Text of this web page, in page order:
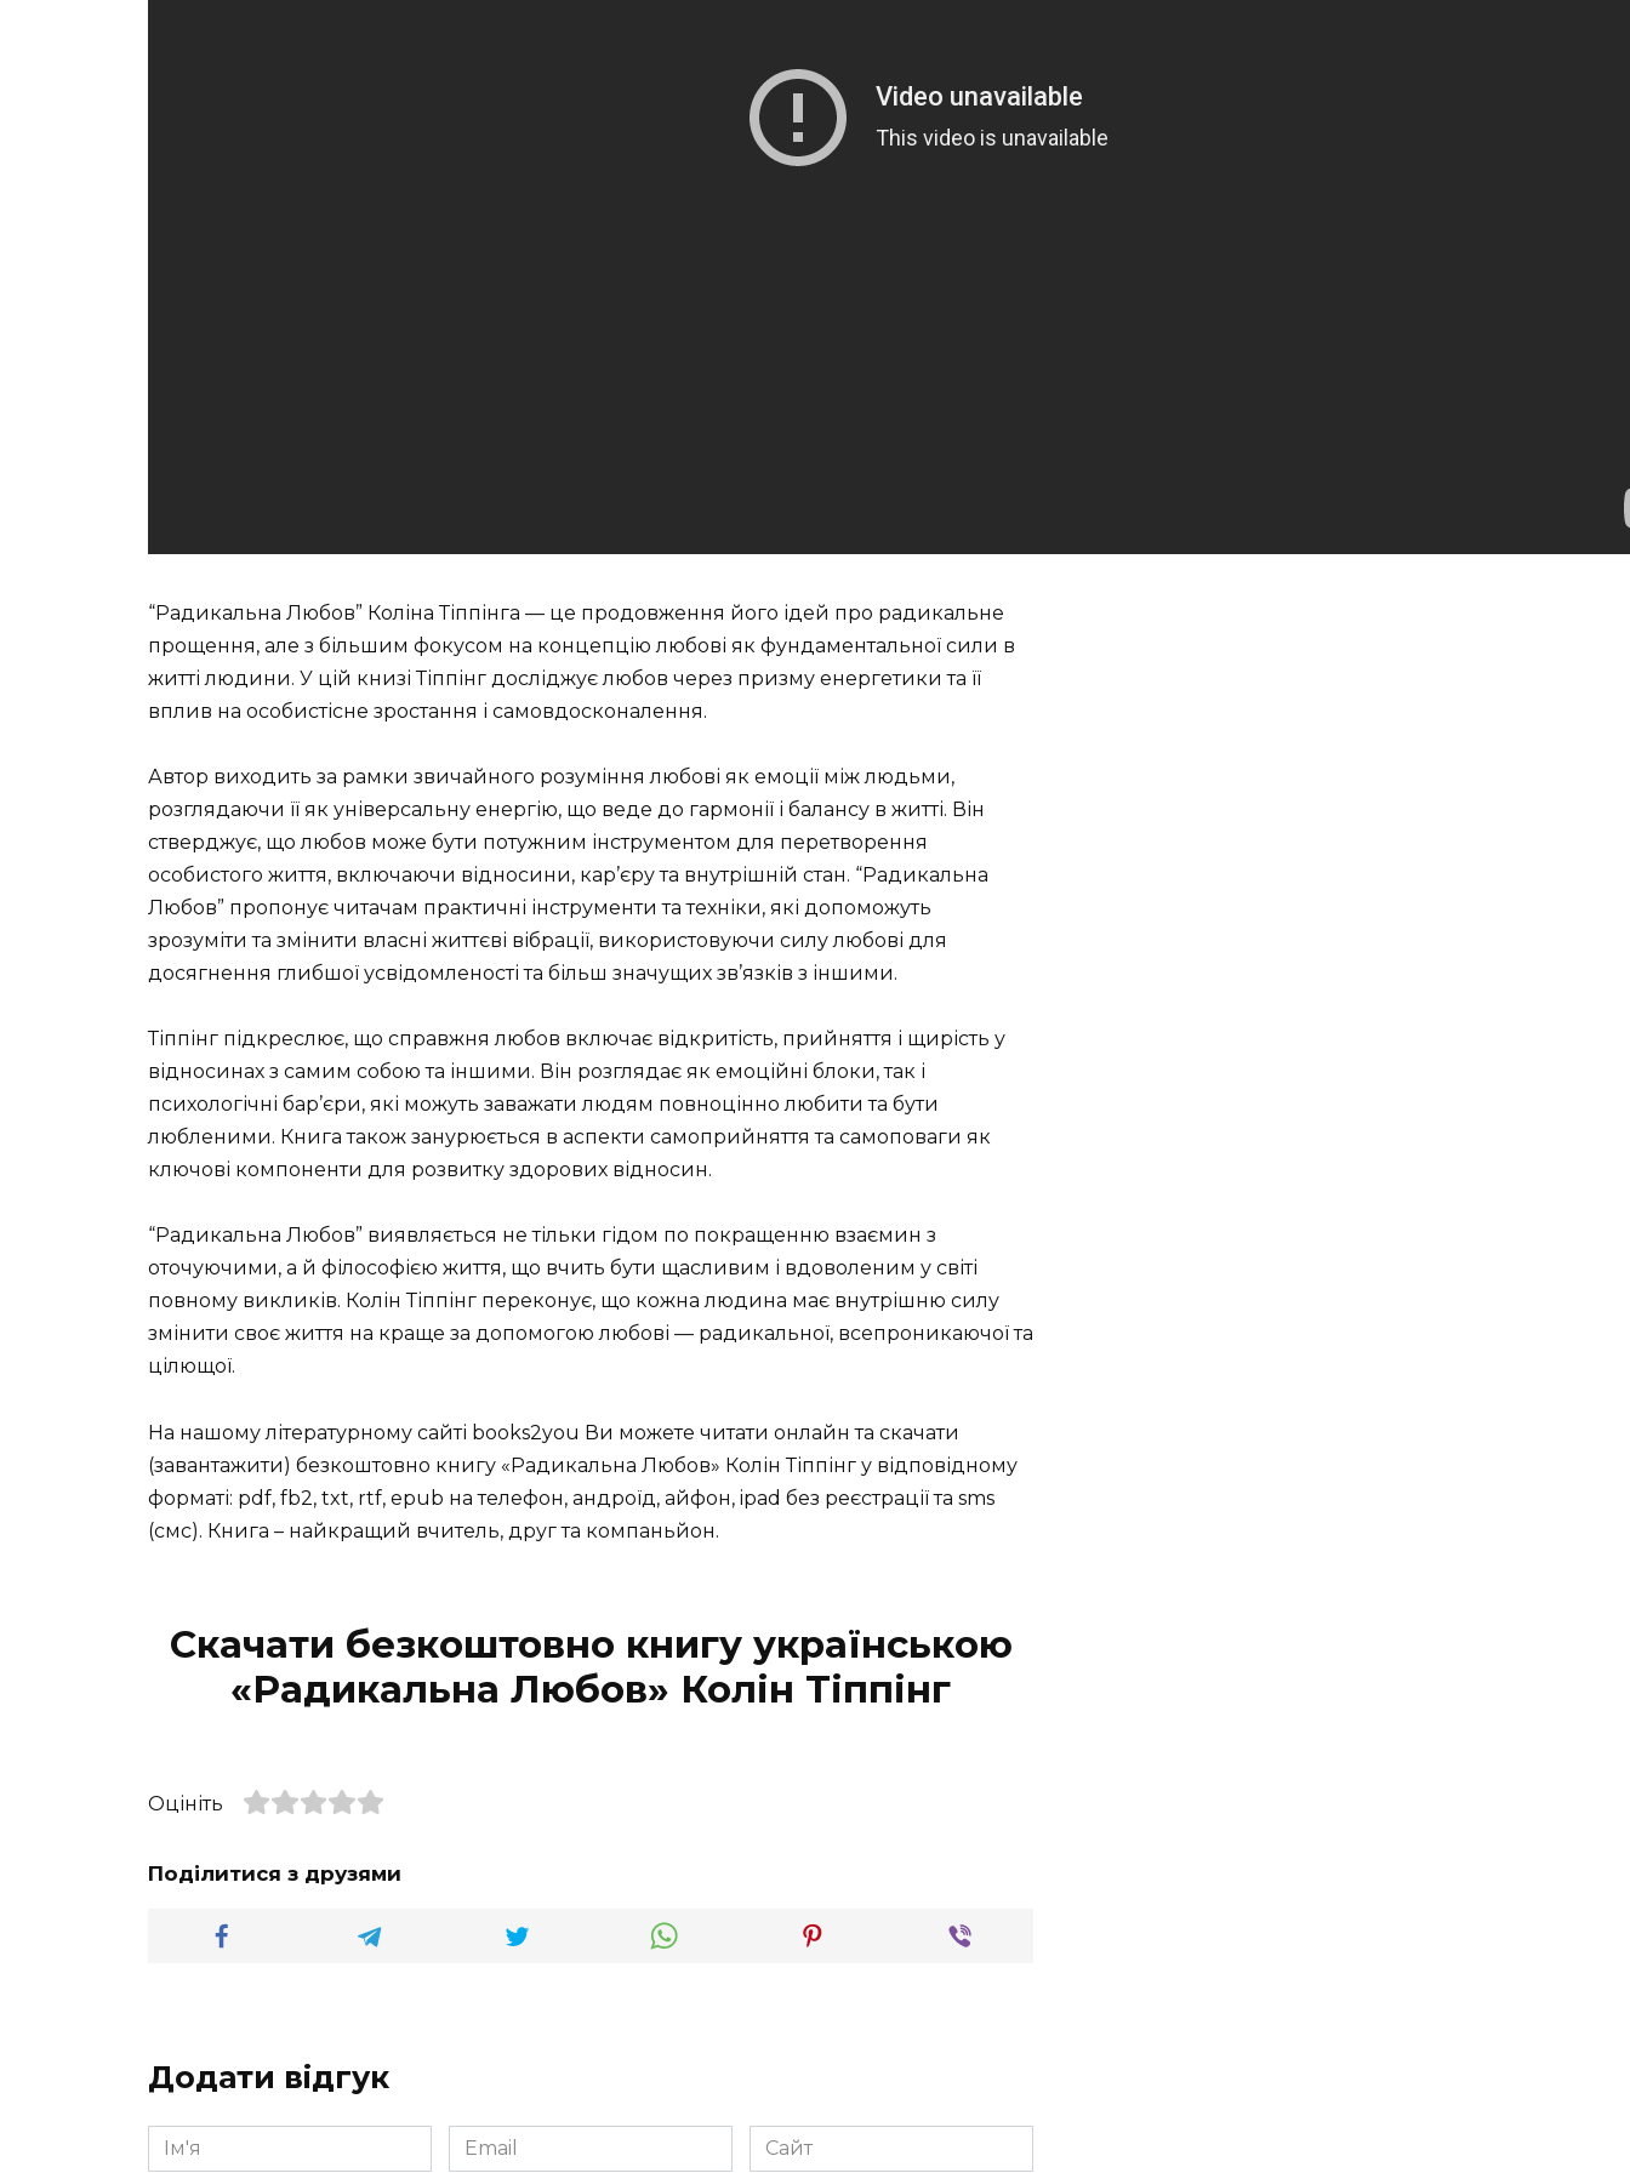
“Радикальна Любов” Коліна Тіппінга — це продовження його ідей про радикальне
прощення, але з більшим фокусом на концепцію любові як фундаментальної сили в
житті людини. У цій книзі Тіппінг досліджує любов через призму енергетики та її
вплив на особистісне зростання і самовдосконалення.
Автор виходить за рамки звичайного розуміння любові як емоції між людьми,
розглядаючи її як універсальну енергію, що веде до гармонії і балансу в житті. Він
стверджує, що любов може бути потужним інструментом для перетворення
особистого життя, включаючи відносини, кар’єру та внутрішній стан. “Радикальна
Любов” пропонує читачам практичні інструменти та техніки, які допоможуть
зрозуміти та змінити власні життєві вібрації, використовуючи силу любові для
досягнення глибшої усвідомленості та більш значущих зв’язків з іншими.
Тіппінг підкреслює, що справжня любов включає відкритість, прийняття і щирість у
відносинах з самим собою та іншими. Він розглядає як емоційні блоки, так і
психологічні бар’єри, які можуть заважати людям повноцінно любити та бути
любленими. Книга також занурюється в аспекти самоприйняття та самоповаги як
ключові компоненти для розвитку здорових відносин.
“Радикальна Любов” виявляється не тільки гідом по покращенню взаємин з
оточуючими, а й філософією життя, що вчить бути щасливим і вдоволеним у світі
повному викликів. Колін Тіппінг переконує, що кожна людина має внутрішню силу
змінити своє життя на краще за допомогою любові — радикальної, всепроникаючої та
цілющої.
На нашому літературному сайті books2you Ви можете читати онлайн та скачати
(завантажити) безкоштовно книгу «Радикальна Любов» Колін Тіппінг у відповідному
форматі: pdf, fb2, txt, rtf, epub на телефон, андроїд, айфон, ipad без реєстрації та sms
(смс). Книга – найкращий вчитель, друг та компаньйон.
Скачати безкоштовно книгу українською
«Радикальна Любов» Колін Тіппінг
Оцініть
Поділитися з друзями
Додати відгук
Ім'я
*
Email
*
Сайт